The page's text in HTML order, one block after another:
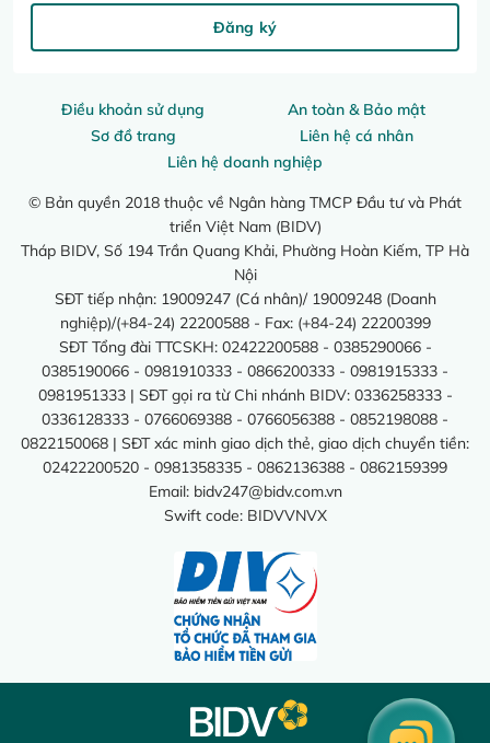
Điều khoản sử dụng
An toàn & Bảo mật
Sơ đồ trang
Liên hệ cá nhân
Liên hệ doanh nghiệp
© Bản quyền 2018 thuộc về Ngân hàng TMCP Đầu tư và Phát
triển Việt Nam (BIDV)
Tháp BIDV, Số 194 Trần Quang Khải, Phường Hoàn Kiếm, TP Hà
Nội
SĐT tiếp nhận: 19009247 (Cá nhân)/ 19009248 (Doanh
nghiệp)/(+84-24) 22200588 - Fax: (+84-24) 22200399
SĐT Tổng đài TTCSKH: 02422200588 - 0385290066 -
0385190066 - 0981910333 - 0866200333 - 0981915333 -
0981951333 | SĐT gọi ra từ Chi nhánh BIDV: 0336258333 -
0336128333 - 0766069388 - 0766056388 - 0852198088 -
0822150068 | SĐT xác minh giao dịch thẻ, giao dịch chuyển tiền:
02422200520 - 0981358335 - 0862136388 - 0862159399
Email: bidv247@bidv.com.vn
Swift code: BIDVVNVX
Đăng ký